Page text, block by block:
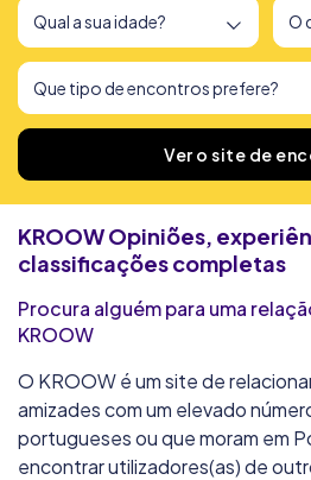
Encontrámos Ver o site de
KROOWOpiniões,
classificações completas
Procura alguém para uma
KROOW
O KROOW é um site de
amizades com um elevado
portugueses ou que moram em
encontrar utilizadores(as) de